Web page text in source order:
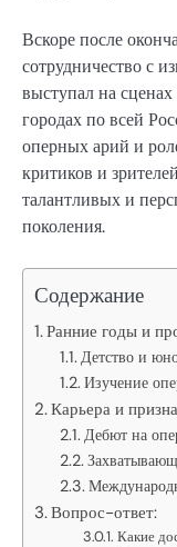
Вскоре после
сотрудничество с
выступал на
городах по всей
оперных арий и
критиков и
талантливых и
поколения.
Содержание
Ранние годы и
Детство и
Изучение
Карьера и
Дебют на
Вопрос-ответ:
Какие